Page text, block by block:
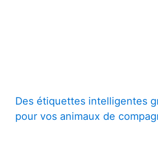
Des étiquettes intelligentes
pour vos animaux de